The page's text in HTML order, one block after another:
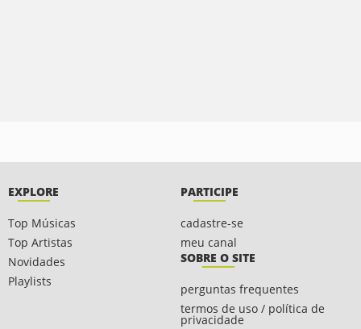
EXPLORE
Top Músicas
Top Artistas
Novidades
Playlists
PARTICIPE
cadastre-se
meu canal
SOBRE O SITE
perguntas frequentes
termos de uso / política de
privacidade